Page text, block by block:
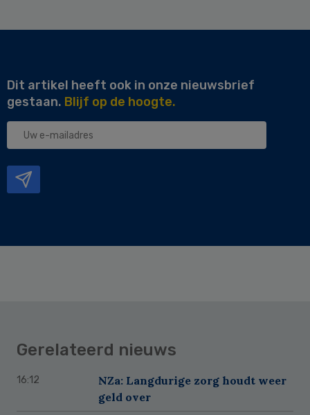
Dit artikel heeft ook in onze nieuwsbrief
gestaan. Blijf op de hoogte.
Uw
Gerelateerd nieuws
16:12
NZa: Langdurige zorg houdt weer
geld over